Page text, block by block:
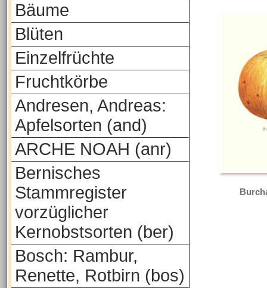
Bäume
Blüten
Einzelfrüchte
Fruchtkörbe
Andresen, Andreas:
Apfelsorten (and)
ARCHE NOAH (anr)
Bernisches
Stammregister
vorzüglicher
Kernobstsorten (ber)
Bosch: Rambur,
Renette, Rotbirn (bos)